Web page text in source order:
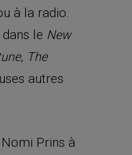
à la radio.
le New
, The
autres
Prins à